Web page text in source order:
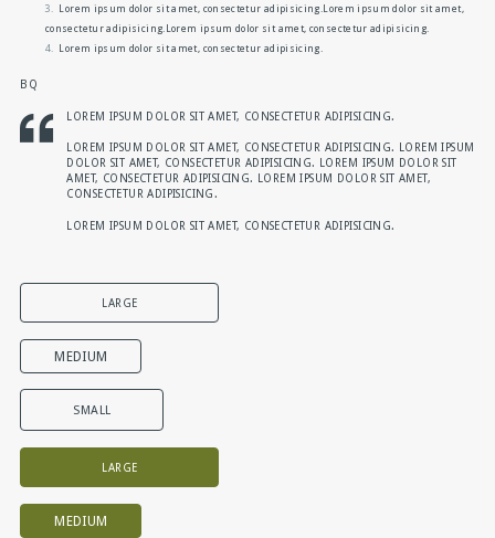
Lorem ipsum dolor sit amet, consectetur adipisicing.Lorem ipsum dolor sit amet,
consectetur adipisicing.Lorem ipsum dolor sit amet, consectetur adipisicing.
Lorem ipsum dolor sit amet, consectetur adipisicing.
BQ
LOREM IPSUM DOLOR SIT AMET, CONSECTETUR ADIPISICING.
LOREM IPSUM DOLOR SIT AMET, CONSECTETUR ADIPISICING. LOREM IPSUM
DOLOR SIT AMET, CONSECTETUR ADIPISICING. LOREM IPSUM DOLOR SIT
AMET, CONSECTETUR ADIPISICING. LOREM IPSUM DOLOR SIT AMET,
CONSECTETUR ADIPISICING.
LOREM IPSUM DOLOR SIT AMET, CONSECTETUR ADIPISICING.
LARGE
MEDIUM
SMALL
LARGE
MEDIUM